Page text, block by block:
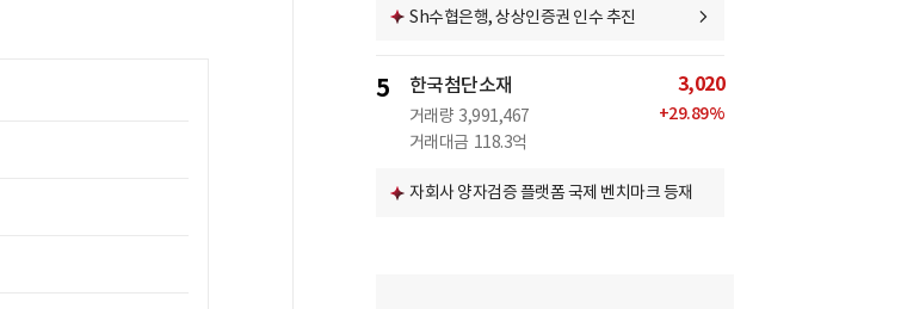
Sh수협은행, 상상인증권 인수 추진
5 한국첨단소재
거래량 3,991,467
거래대금 118.3억
3,020
+29.89%
자회사 양자검증 플랫폼 국제 벤치마크 등재